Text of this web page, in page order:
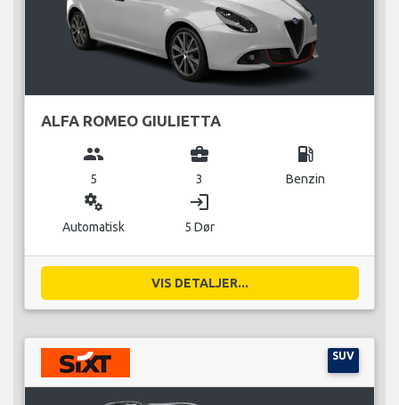
ALFA ROMEO GIULIETTA
group
5
business_center
3
local_gas_station
Benzin
miscellaneous_services
Automatisk
login
5 Dør
VIS DETALJER...
SUV